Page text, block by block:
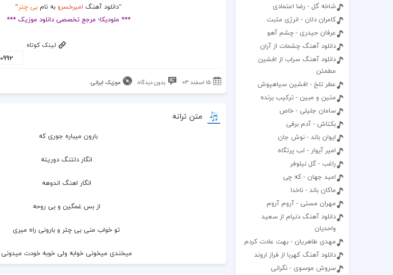
شاخه گل - رضا اعتمادی
کامران دلان - انرژی مثبت
عرفان حیدری - چشم آهو
دانلود آهنگ چشمات از آران
دانلود آهنگ سراب از افشین
مطمئن
عطر تلخ - افشین سیاهپوش
متین و مبین - ترکیب برنده
سامان جلیلی - خاص
بکتاش - آدم برفی
ایوان باند - نوش جان
امیر آیوار - لب پرتگاه
راغب - گل نیلوفر
امید جهان - که چی
ماکان باند - ناخدا
مهران مستی - آروم آروم
دانلود آهنگ دنیام از سعید
واحدیان
مهدی طاهریان - بهت عادت کردم
دانلود آهنگ کهربا از فراز اروند
سروش موسوی - نگرانی
“دانلود آهنگ امیرخسرو به نامبی چتر“
*** ملودیکا؛ مرجع تخصصی دانلود موزیک ***
لینک کوتاه
۱۵ اسفند ۰۳ بدون دیدگاه موزیک ایرانی
متن ترانه
بارون میباره جوری که
  انگار دلتنگ دوریته
  انگار اهنگ اندوهه
  از بس غمگین و بی روحه
  تو خواب منی بی چتر و بارونی راه میری
  میخندی میخونی خوابه ولی خوبه خودت میدونی